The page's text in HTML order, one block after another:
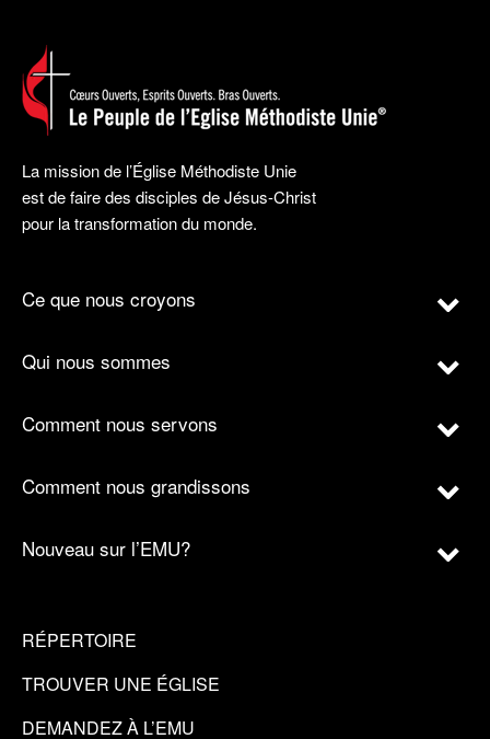
La mission de l’Église Méthodiste Unie
est de faire des disciples de Jésus-Christ
pour la transformation du monde.
Ce que nous croyons
Qui nous sommes
Comment nous servons
Comment nous grandissons
Nouveau sur l’EMU?
RÉPERTOIRE
TROUVER UNE ÉGLISE
DEMANDEZ À L’EMU